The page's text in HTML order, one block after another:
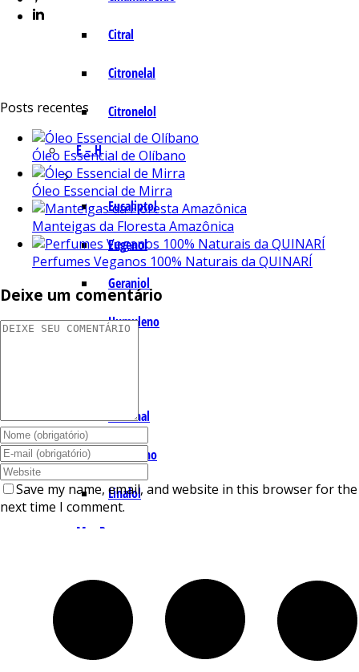
Citral
Citronelal
Citronelol
E – H
Eucaliptol
Eugenol
Geraniol
Humuleno
Lemonal
Limoneno
Linalol
M – P
Mentol
Mirceno
Posts recentes
Óleo Essencial de Olíbano
Óleo Essencial de Mirra
Manteigas da Floresta Amazônica
Perfumes Veganos 100% Naturais da QUINARÍ
Deixe um comentário
Save my name, email, and website in this browser for the
next time I comment.